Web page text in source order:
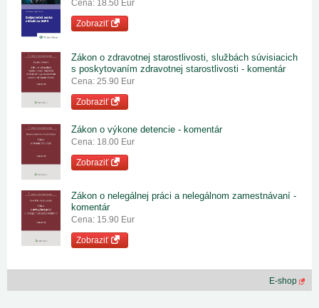
Cena: 18.50 Eur
Zobraziť
Zákon o zdravotnej starostlivosti, službách súvisiacich
s poskytovaním zdravotnej starostlivosti - komentár
Cena: 25.90 Eur
Zobraziť
Zákon o výkone detencie - komentár
Cena: 18.00 Eur
Zobraziť
Zákon o nelegálnej práci a nelegálnom zamestnávaní -
komentár
Cena: 15.90 Eur
Zobraziť
E-shop